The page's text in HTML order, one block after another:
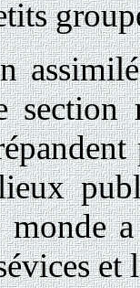
section
et